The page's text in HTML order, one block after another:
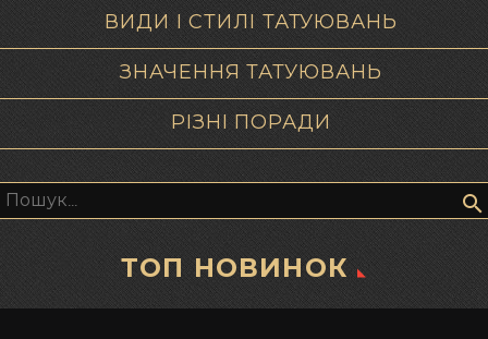
ВИДИ І СТИЛІ ТАТУЮВАНЬ
ЗНАЧЕННЯ ТАТУЮВАНЬ
РІЗНІ ПОРАДИ
ТОП НОВИНОК